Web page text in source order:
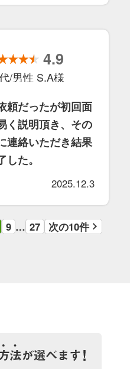
4.9
/男性 S.A様
頼だったが初回面
く説明頂き、その
連絡いただき結果
た。
2025.12.3
9 … 27 次の10件